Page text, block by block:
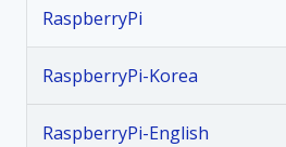
n
RaspberryPi
RaspberryPi-Korea
RaspberryPi-English